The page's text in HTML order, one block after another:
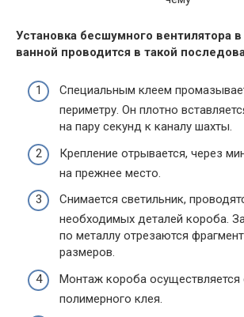
Установка бесшумного вентилятора в
ванной проводится в такой
Специальным клеем
периметру. Он плотно
на пару секунд к каналу шахты.
Крепление отрывается, через
на прежнее место.
Снимается светильник,
необходимых деталей короба.
по металлу отрезаются
размеров.
Монтаж короба
полимерного клея.